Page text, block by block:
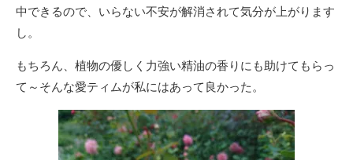
中できるので、いらない不安が解消されて気分が上がります
し。
もちろん、植物の優しく力強い精油の香りにも助けてもらっ
て～そんな愛ティムが私にはあって良かった。